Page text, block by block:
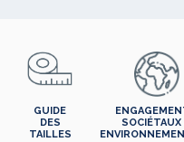
GUIDE
DES
TAILLES
SOCIÉTAUX